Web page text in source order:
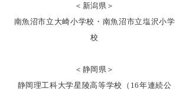
＜新潟県＞
南魚沼市立大崎小学校・南魚沼市立塩沢小学
校
＜静岡県＞
静岡理工科大学星陵高等学校（16年連続公